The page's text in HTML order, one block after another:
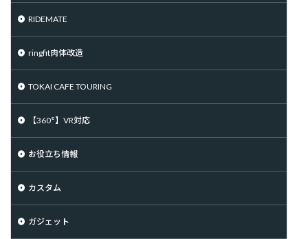
RIDEMATE
ringfit肉体改造
TOKAI CAFE TOURING
【360°】VR対応
お役立ち情報
カスタム
ガジェット